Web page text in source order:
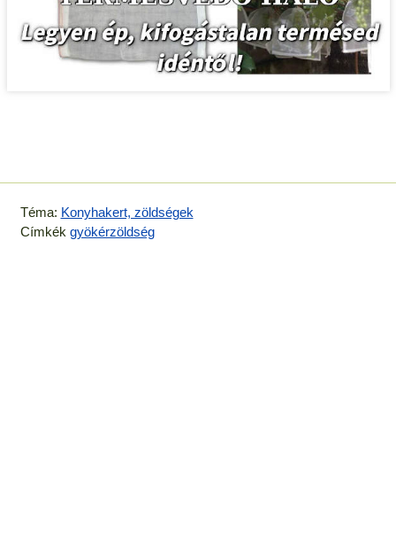
Téma: Konyhakert, zöldségek
Címkék gyökérzöldség